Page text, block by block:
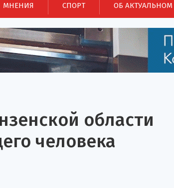
МНЕНИЯ СПОРТ ОБ АКТУАЛЬНОМ
области
человека